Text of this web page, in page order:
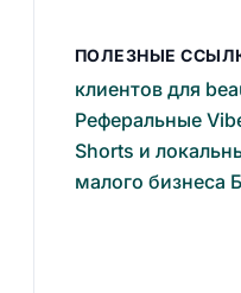
ПОЛЕЗНЫЕ
клиентов для
Реферальные
Shorts и
малого бизнеса